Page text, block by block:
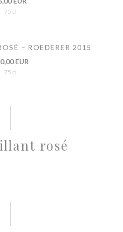
75 cl
– ROEDERER 2015
EUR
75 cl
rosé